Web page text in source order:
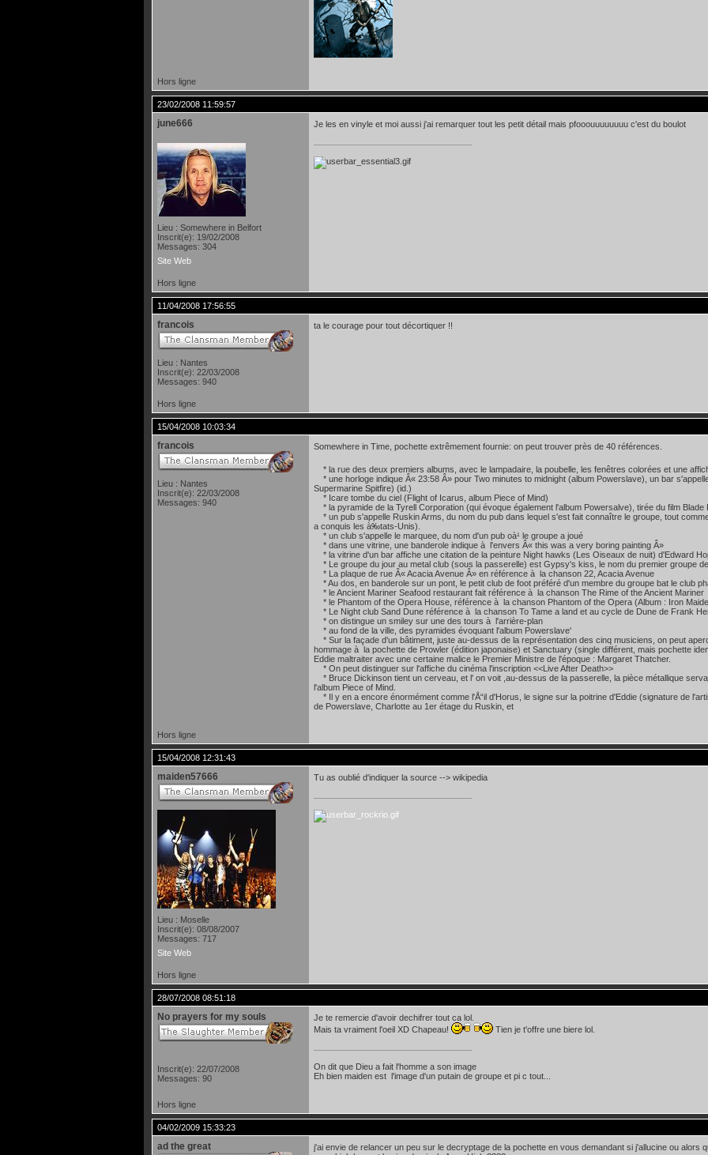
Hors ligne
23/02/2008 11:59:57
june666
Lieu : Somewhere in Belfort
Inscrit(e): 19/02/2008
Messages: 304
Site Web
Je les en vinyle et moi aussi j'ai remarquer tout les petit détail mais pfooouuuuuuuu c'est du boulot
Hors ligne
11/04/2008 17:56:55
francois
Lieu : Nantes
Inscrit(e): 22/03/2008
Messages: 940
ta le courage pour tout décortiquer !!
Hors ligne
15/04/2008 10:03:34
francois
Lieu : Nantes
Inscrit(e): 22/03/2008
Messages: 940
Somewhere in Time, pochette extrêmement fournie: on peut trouver près de 40 références.
* la rue des deux premiers albums, avec le lampadaire, la poubelle, les fenêtres colorées et une
* une horloge indique Â« 23:58 Â» pour Two minutes to midnight (album Powerslave), un bar
Supermarine Spitfire) (id.)
* Icare tombe du ciel (Flight of Icarus, album Piece of Mind)
* la pyramide de la Tyrell Corporation (qui évoque également l'album Powersalve), tirée du film Blade
* un pub s'appelle Ruskin Arms, du nom du pub dans lequel s'est fait connaître le groupe, tout
a conquis les à‰tats-Unis).
* un club s'appelle le marquee, du nom d'un pub oà¹ le groupe a joué
* dans une vitrine, une banderole indique à l'envers Â« this was a very boring painting Â»
* la vitrine d'un bar affiche une citation de la peinture Night hawks (Les Oiseaux de nuit) d'Edward
* Le groupe du jour au metal club (sous la passerelle) est Gypsy's kiss, le nom du premier groupe
* La plaque de rue Â« Acacia Avenue Â» en référence à la chanson 22, Acacia Avenue
* Au dos, en banderole sur un pont, le petit club de foot préféré d'un membre du groupe bat le club
* le Ancient Mariner Seafood restaurant fait référence à la chanson The Rime of the Ancient Mariner
* le Phantom of the Opera House, référence à la chanson Phantom of the Opera (Album : Iron
* Le Night club Sand Dune référence à la chanson To Tame a land et au cycle de Dune de Frank
* on distingue un smiley sur une des tours à l'arrière-plan
* au fond de la ville, des pyramides évoquant l'album Powerslave'
* Sur la façade d'un bâtiment, juste au-dessus de la représentation des cinq musiciens, on peut
hommage à la pochette de Prowler (édition japonaise) et Sanctuary (single différent, mais pochette
Eddie maltraiter avec une certaine malice le Premier Ministre de l'époque : Margaret Thatcher.
* On peut distinguer sur l'affiche du cinéma l'inscription <<Live After Death>>
* Bruce Dickinson tient un cerveau, et l' on voit ,au-dessus de la passerelle, la pièce métallique
l'album Piece of Mind.
* Il y en a encore énormément comme l'Å“il d'Horus, le signe sur la poitrine d'Eddie (signature de
de Powerslave, Charlotte au 1er étage du Ruskin, et
Hors ligne
15/04/2008 12:31:43
maiden57666
Lieu : Moselle
Inscrit(e): 08/08/2007
Messages: 717
Site Web
Tu as oublié d'indiquer la source --> wikipedia
Hors ligne
28/07/2008 08:51:18
No prayers for my souls
Inscrit(e): 22/07/2008
Messages: 90
Je te remercie d'avoir dechifrer tout ca lol.
Mais ta vraiment l'oeil XD Chapeau!
Tien je t'offre une biere lol.
On dit que Dieu a fait l'homme a son image
Eh bien maiden est l'image d'un putain de groupe et pi c tout...
Hors ligne
04/02/2009 15:33:23
ad the great
j'ai envie de relancer un peu sur le decryptage de la pochette en vous demandant si j'allucine ou alors